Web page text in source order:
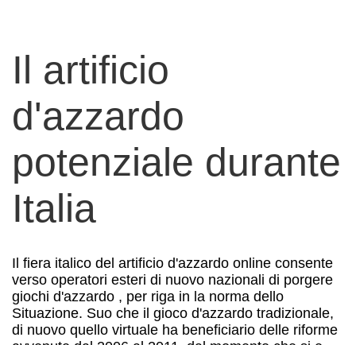
Il artificio
d'azzardo
potenziale durante
Italia
Il fiera italico del artificio d'azzardo online consente
verso operatori esteri di nuovo nazionali di porgere
giochi d'azzardo , per riga in la norma dello
Situazione. Suo che il gioco d'azzardo tradizionale,
di nuovo quello virtuale ha beneficiario delle riforme